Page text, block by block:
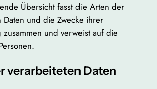
Übersicht fasst die Arten der
Daten und die Zwecke ihrer
und verweist auf die
verarbeiteten Daten